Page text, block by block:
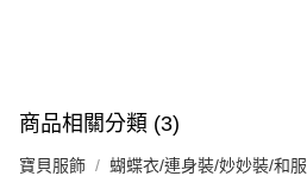
商品相關分類 (3)
寶貝服飾 蝴蝶衣/連身裝/妙妙裝/和服